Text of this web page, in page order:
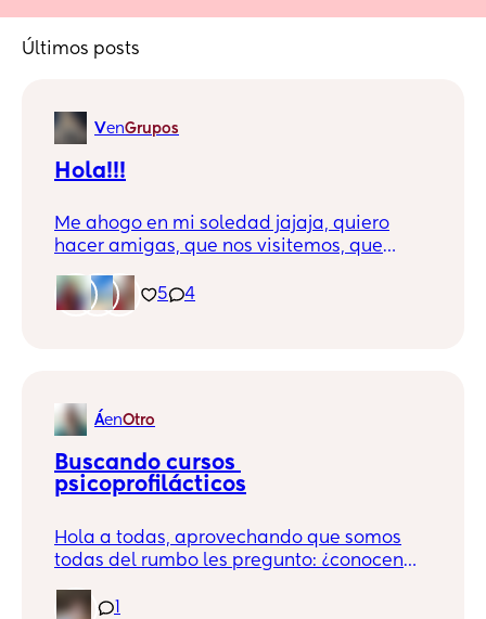
Últimos posts
VenGrupos
Hola!!!
Me ahogo en mi soledad jajaja, quiero
hacer amigas, que nos visitemos, que
5
4
ÁenOtro
Buscando cursos
psicoprofilácticos
Hola a todas, aprovechando que somos
todas del rumbo les pregunto: ¿conocen
sur de la ciudad? Además estoy buscando
1